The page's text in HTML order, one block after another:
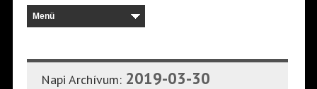
Napi Archívum: 2019-03-30